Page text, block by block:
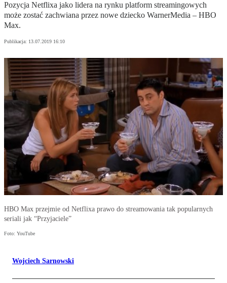
Pozycja Netflixa jako lidera na rynku platform streamingowych
może zostać zachwiana przez nowe dziecko WarnerMedia – HBO
Max.
Publikacja: 13.07.2019 16:10
HBO Max przejmie od Netflixa prawo do streamowania tak popularnych
seriali jak “Przyjaciele”
Foto: YouTube
Wojciech Sarnowski